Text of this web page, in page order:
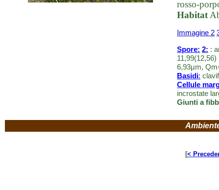
rosso-
Habitat
Immagine 2
Spore: 2: :
6,93µm,
Basidi:
Cellule
incrostate
Giunti a
[<